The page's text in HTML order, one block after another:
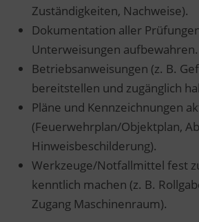
Zuständigkeiten, Nachweise).
Dokumentation aller
Unterweisungen aufbewahren.
Betriebsanweisungen (z. B.
bereitstellen und zugänglich
Pläne und Kennzeichnungen
(Feuerwehrplan/Objektplan,
Hinweisbeschilderung).
Werkzeuge/Notfallmittel fest
kenntlich machen (z. B.
Zugang Maschinenraum).